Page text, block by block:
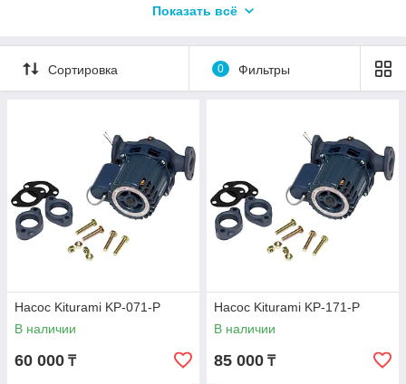
Мощность 260 Вт, Расход 188 л/мин, Напор 5,5 м.
Мощность 350 Вт, Расход 230 л/мин, Напор 6,5 м.
Показать всё
Сортировка 0 Фильтры
Насос Kiturami KP-071-P
В наличии
60 000 ₸
Насос Kiturami KP-171-P
В наличии
85 000 ₸